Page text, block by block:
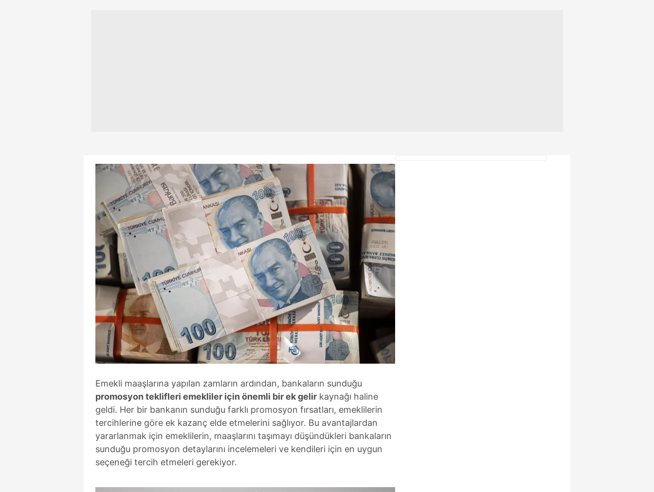
Emekli maaşlarına yapılan zamların ardından, bankaların sunduğu
promosyon teklifleri emekliler için önemli bir ek gelir kaynağı haline
geldi. Her bir bankanın sunduğu farklı promosyon fırsatları, emeklilerin
tercihlerine göre ek kazanç elde etmelerini sağlıyor. Bu avantajlardan
yararlanmak için emeklilerin, maaşlarını taşımayı düşündükleri bankaların
sunduğu promosyon detaylarını incelemeleri ve kendileri için en uygun
seçeneği tercih etmeleri gerekiyor.